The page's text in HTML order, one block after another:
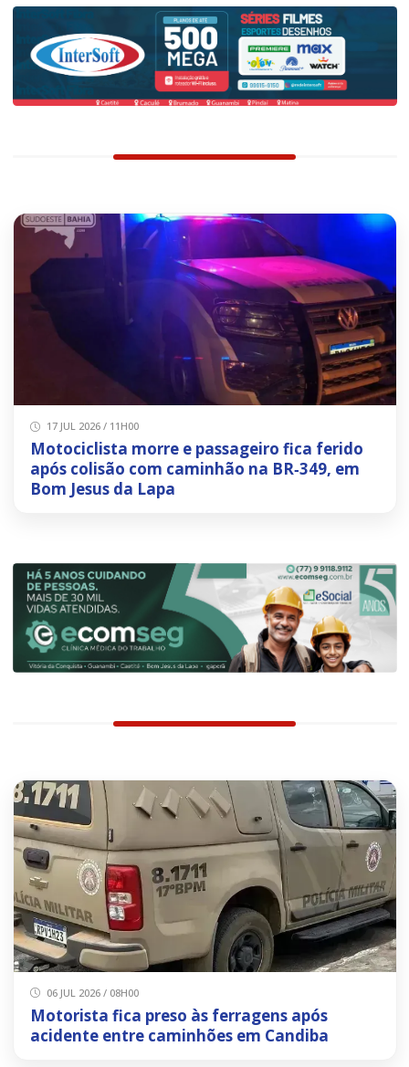
17 JUL 2026 / 11H00
Motociclista morre e passageiro fica ferido
após colisão com caminhão na BR‑349, em
Bom Jesus da Lapa
06 JUL 2026 / 08H00
Motorista fica preso às ferragens após
acidente entre caminhões em Candiba